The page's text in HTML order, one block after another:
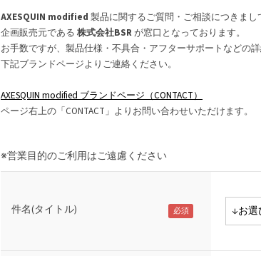
AXESQUIN modified 製品に関するご質問・ご相談につきまし
企画販売元である 株式会社BSRが窓口となっております。
お手数ですが、製品仕様・不具合・アフターサポートなどの詳
下記ブランドページよりご連絡ください。
AXESQUIN modified ブランドページ（CONTACT）
ページ右上の「CONTACT」よりお問い合わせいただけます。
※営業目的のご利用はご遠慮ください
件名(タイトル)